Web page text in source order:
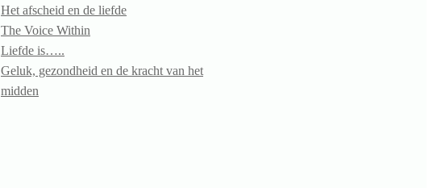
Het afscheid en de liefde
The Voice Within
Liefde is…..
Geluk, gezondheid en de kracht van het
midden